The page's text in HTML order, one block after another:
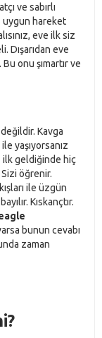
ve sabırlı
uygun hareket
eve ilk siz
Dışarıdan eve
onu şımartır ve
Kavga
yaşıyorsanız
ilk geldiğinde hiç
Sizi öğrenir.
ile üzgün
Kıskançtır.
bunun cevabı
zaman